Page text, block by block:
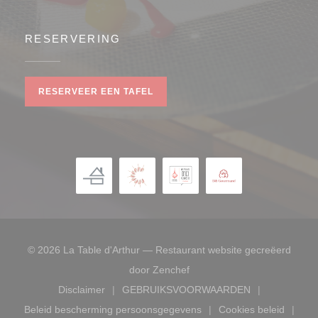
RESERVERING
RESERVEER EEN TAFEL
© 2026 La Table d'Arthur — Restaurant website gecreëerd
door Zenchef((opent in een nieuw
Disclaimer
((opent in een nieuw venster))
GEBRUIKSVOORWAARDEN
((opent in een nieuw
Beleid bescherming persoonsgegevens
Cookies beleid